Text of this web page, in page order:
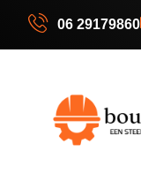
06 29179860